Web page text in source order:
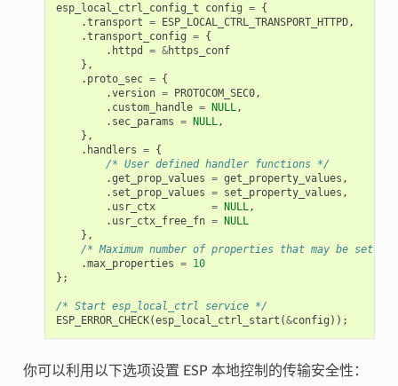
esp_local_ctrl_config_t config = {
.transport = ESP_LOCAL_CTRL_TRANSPORT_HTTPD,
.transport_config = {
. httpd = &https_conf
},
. proto_sec = {
.version = PROTOCOM_SEC0,
. custom_handle = NULL,
. sec_params = NULL,
},
. handlers = {
/* User defined handler functions */
.get_prop_values = get_property_values ,
. set_prop_values = set_property_values ,
. usr_ctx = NULL,
. usr_ctx_free_fn = NULL
},
/* Maximum number of properties that may be set */
.max_properties = 10
};
/* Start esp_local_ctrl service */
ESP_ERROR_CHECK(esp_local_ctrl_start (&config ));
你可以利用以下选项设置 ESP 本地控制的传输安全性：